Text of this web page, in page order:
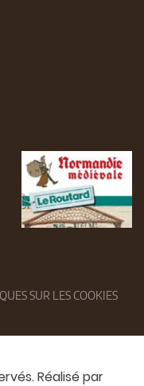
SUR LES COOKIES
Réalisé par